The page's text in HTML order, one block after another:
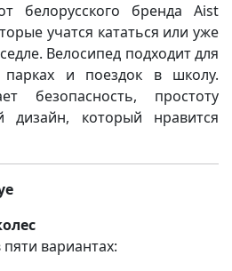
белорусского бренда Aist
учатся кататься или уже
Велосипед подходит для
парках и поездок в школу.
безопасность, простоту
дизайн, который нравится
вариантах: